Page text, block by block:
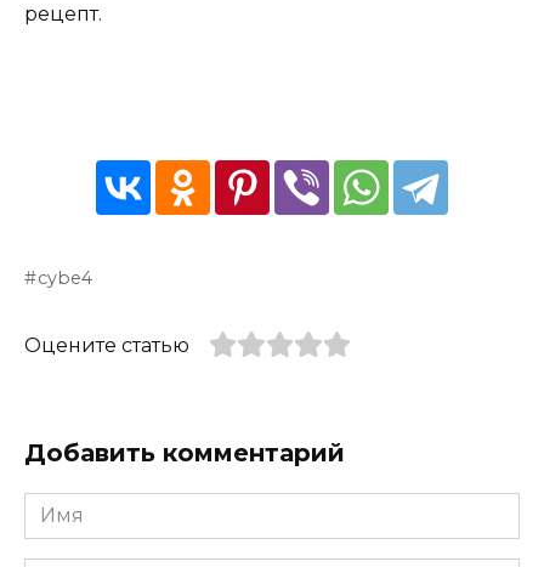
рецепт.
cybe4
Оцените статью
Добавить комментарий
Имя
*